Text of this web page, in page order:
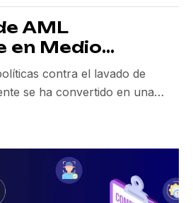
AML
en Medio
contra el lavado de
se ha convertido en una
del Grupo de Acción
(FATF), la región enfrenta
sus normativas con los
Algunas naciones, como los